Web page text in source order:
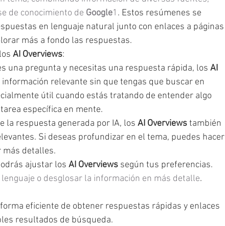
de conocimiento de Google1 . Estos resúmenes se
en lenguaje natural junto con enlaces a páginas
más a fondo las respuestas.
AI Overviews:
una pregunta y necesitas una respuesta rápida, los AI
relevante sin que tengas que buscar en
útil cuando estás tratando de entender algo
específica en mente.
la respuesta generada por IA, los AI Overviews también
Si deseas profundizar en el tema, puedes hacer
más detalles.
ajustar los AI Overviews según tus preferencias.
o desglosar la información en más detalle.
eficiente de obtener respuestas rápidas y enlaces
resultados de búsqueda.